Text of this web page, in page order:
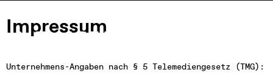
Impressum
Unternehmens-Angaben nach § 5 Telemediengesetz (TMG):